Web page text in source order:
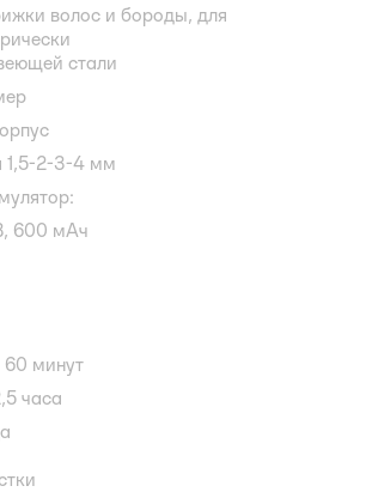
волос и бороды, для
стали
1,5-2-3-4 мм
600 мАч
минут
часа